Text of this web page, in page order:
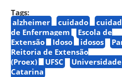
Tags:
alzheimer
cuidado
de Enfermagem
Escola de
Extensão
Idoso idosos
Reitoria de Extensão
(Proex)
UFSC
Catarina